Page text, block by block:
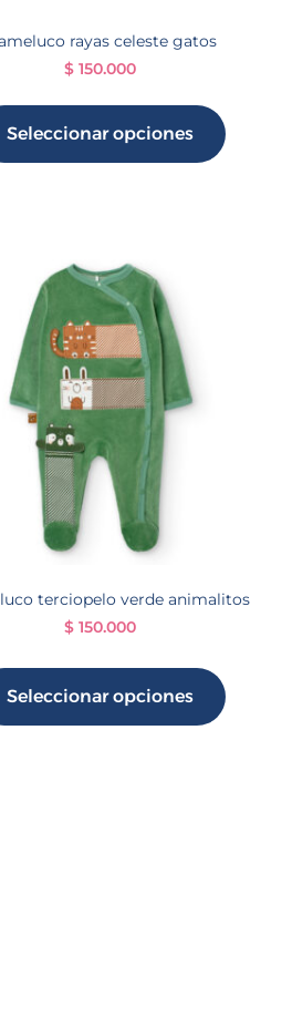
rayas celeste gatos
$ 150.000
Seleccionar opciones
terciopelo verde animalitos
$ 150.000
Seleccionar opciones